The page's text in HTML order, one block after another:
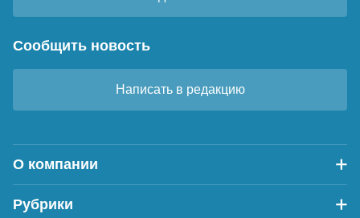
Сообщить новость
Написать в редакцию
О компании
Рубрики